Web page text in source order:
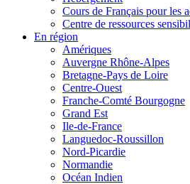
Cours de Français pour les
Centre de ressources
En région
Amériques
Auvergne Rhône-Alpes
Bretagne-Pays de Loire
Centre-Ouest
Franche-Comté Bourgogne
Grand Est
Ile-de-France
Languedoc-Roussillon
Nord-Picardie
Normandie
Océan Indien